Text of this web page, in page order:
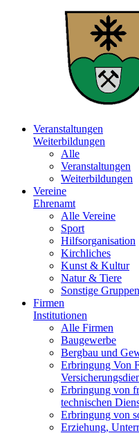
Veranstaltungen
Weiterbildungen
Alle
Veranstaltungen
Weiterbildungen
Vereine
Ehrenamt
Alle Vereine
Sport
Hilfsorganisation
Kirchliches
Kunst & Kultur
Natur & Tiere
Sonstige Gruppen
Firmen
Institutionen
Alle Firmen
Baugewerbe
Bergbau und
Erbringung Von
Erbringung von
technischen
Erbringung von
Erziehung,